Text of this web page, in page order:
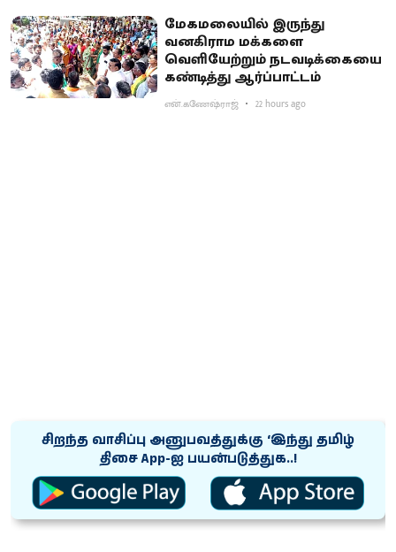
மேகமலையில் இருந்து
வனகிராம மக்களை
வெளியேற்றும் நடவடிக்கையை
கண்டித்து ஆர்ப்பாட்டம்
என்.கணேஷ்ராஜ் 22 hours ago
சிறந்த வாசிப்பு அனுபவத்துக்கு ‘இந்து தமிழ்
திசை App-ஐ பயன்படுத்துக..!